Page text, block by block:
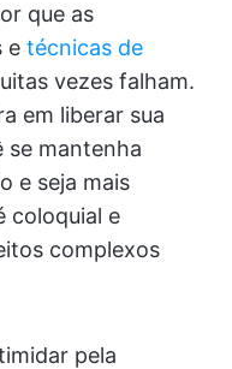
que as
e técnicas de
vezes falham.
em liberar sua
se mantenha
e seja mais
coloquial e
complexos
pela